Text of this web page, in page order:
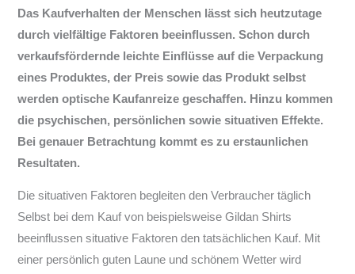
Das Kaufverhalten der Menschen lässt sich heutzutage
durch vielfältige Faktoren beeinflussen. Schon durch
verkaufsfördernde leichte Einflüsse auf die Verpackung
eines Produktes, der Preis sowie das Produkt selbst
werden optische Kaufanreize geschaffen. Hinzu kommen
die psychischen, persönlichen sowie situativen Effekte.
Bei genauer Betrachtung kommt es zu erstaunlichen
Resultaten.
Die situativen Faktoren begleiten den Verbraucher täglich
Selbst bei dem Kauf von beispielsweise Gildan Shirts
beeinflussen situative Faktoren den tatsächlichen Kauf. Mit
einer persönlich guten Laune und schönem Wetter wird